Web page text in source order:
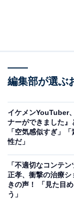
編集部が選ぶ
イケメンYouTuber
ナーができました』
「空気感似すぎ」
性だ」
「不適切なコンテン
正孝、衝撃の治療シ
きの声！ 「見た目
う」